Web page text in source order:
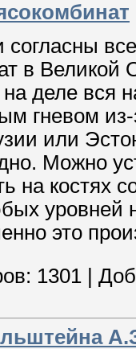
в
деле вся
гневом
или
Можно
на костях
уровней
это
1301 |